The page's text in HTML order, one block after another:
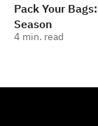
Pack Your
Season
4 min. read